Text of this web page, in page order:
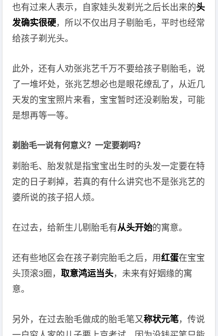
也有过来人表示，自家娃头发剃光之后长出来的头
发确实很硬，所以不仅出月子剔胎毛，平时也经常
给孩子剃光头。
此外，还有人劝张兆艺千万不要给孩子剔胎毛，说
了一堆坏处，张兆艺想必也是眼花缭乱了，从近几
天发的宝宝照片来看，宝宝暂时还没剃胎发，可能
是想再等一等。
剃胎毛一说有何意义？一定要剃吗？
剃胎毛、胎发就是指宝宝出生时的头发一定要在特
定的日子剃掉，若真的有什么讲究也不是张兆艺的
婆所说的孩子招人烦。
在过去，给新生儿剔胎毛有从头开始的寓意。
还有些地区会在孩子剃完胎毛之后，用红蛋在宝宝
头顶滚3圈，取意鸿运当头，未来有好姻缘的寓
意。
另外，在过去胎毛做成的胎毛笔又称状元笔，传说